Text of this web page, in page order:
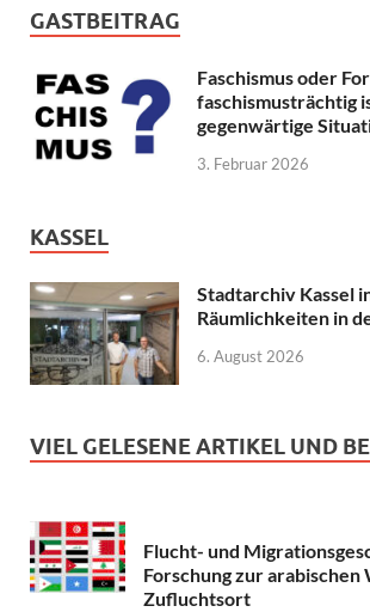
GASTBEITRAG
Faschismus oder
faschismusträchtig
gegenwärtige
3. Februar 2026
KASSEL
Stadtarchiv Kassel
Räumlichkeiten in
6. August 2026
VIEL GELESENE ARTIKEL UND
Flucht- und
Forschung zur arabischen
Zufluchtsort